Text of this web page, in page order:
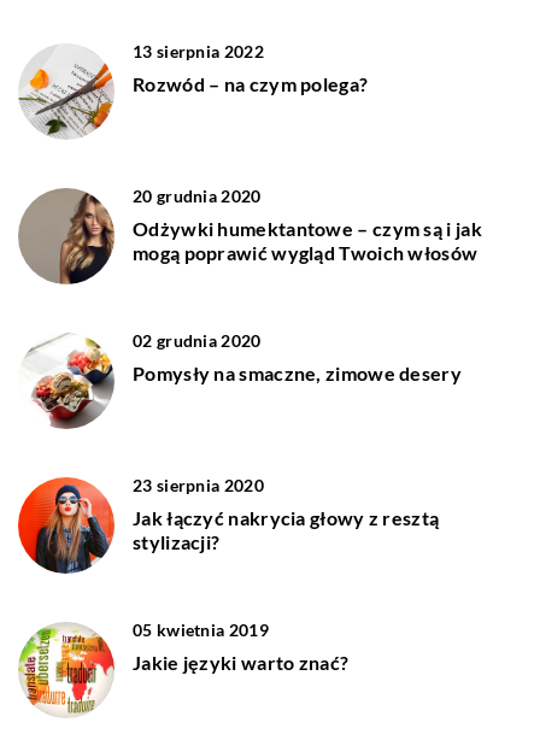
13 sierpnia 2022
Rozwód – na czym polega?
20 grudnia 2020
Odżywki humektantowe – czym są i jak
mogą poprawić wygląd Twoich włosów
02 grudnia 2020
Pomysły na smaczne, zimowe desery
23 sierpnia 2020
Jak łączyć nakrycia głowy z resztą
stylizacji?
05 kwietnia 2019
Jakie języki warto znać?